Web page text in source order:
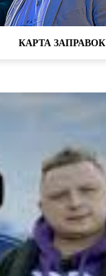
КАРТА ЗАПРАВОК